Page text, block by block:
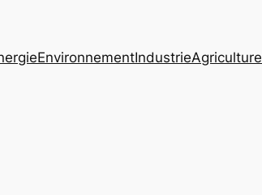
EnvironnementIndustrieAgriculture